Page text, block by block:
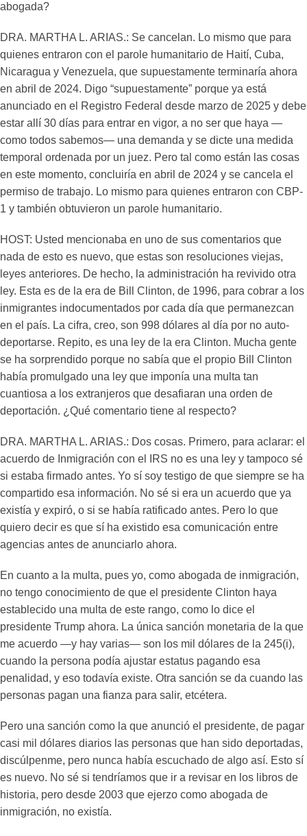
abogada?
DRA. MARTHA L. ARIAS.: Se cancelan. Lo mismo que para
quienes entraron con el parole humanitario de Haití, Cuba,
Nicaragua y Venezuela, que supuestamente terminaría ahora
en abril de 2024. Digo “supuestamente” porque ya está
anunciado en el Registro Federal desde marzo de 2025 y debe
estar allí 30 días para entrar en vigor, a no ser que haya —
como todos sabemos— una demanda y se dicte una medida
temporal ordenada por un juez. Pero tal como están las cosas
en este momento, concluiría en abril de 2024 y se cancela el
permiso de trabajo. Lo mismo para quienes entraron con CBP-
1 y también obtuvieron un parole humanitario.
HOST: Usted mencionaba en uno de sus comentarios que
nada de esto es nuevo, que estas son resoluciones viejas,
leyes anteriores. De hecho, la administración ha revivido otra
ley. Esta es de la era de Bill Clinton, de 1996, para cobrar a los
inmigrantes indocumentados por cada día que permanezcan
en el país. La cifra, creo, son 998 dólares al día por no auto-
deportarse. Repito, es una ley de la era Clinton. Mucha gente
se ha sorprendido porque no sabía que el propio Bill Clinton
había promulgado una ley que imponía una multa tan
cuantiosa a los extranjeros que desafiaran una orden de
deportación. ¿Qué comentario tiene al respecto?
DRA. MARTHA L. ARIAS.: Dos cosas. Primero, para aclarar: el
acuerdo de Inmigración con el IRS no es una ley y tampoco sé
si estaba firmado antes. Yo sí soy testigo de que siempre se ha
compartido esa información. No sé si era un acuerdo que ya
existía y expiró, o si se había ratificado antes. Pero lo que
quiero decir es que sí ha existido esa comunicación entre
agencias antes de anunciarlo ahora.
En cuanto a la multa, pues yo, como abogada de inmigración,
no tengo conocimiento de que el presidente Clinton haya
establecido una multa de este rango, como lo dice el
presidente Trump ahora. La única sanción monetaria de la que
me acuerdo —y hay varias— son los mil dólares de la 245(i),
cuando la persona podía ajustar estatus pagando esa
penalidad, y eso todavía existe. Otra sanción se da cuando las
personas pagan una fianza para salir, etcétera.
Pero una sanción como la que anunció el presidente, de pagar
casi mil dólares diarios las personas que han sido deportadas,
discúlpenme, pero nunca había escuchado de algo así. Esto sí
es nuevo. No sé si tendríamos que ir a revisar en los libros de
historia, pero desde 2003 que ejerzo como abogada de
inmigración, no existía.